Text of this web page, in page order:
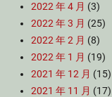
2022 年 4 月 (3)
2022 年 3 月 (25)
2022 年 2 月 (8)
2022 年 1 月 (19)
2021 年 12 月 (15)
2021 年 11 月 (17)